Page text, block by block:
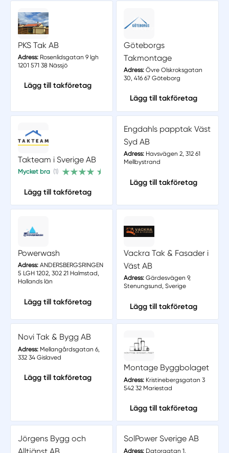
PKS Tak AB
Adress:Rosenlidsgatan 9 lgh
1201 571 38 Nässjö
Lägg till takföretag
Göteborgs
Takmontage
Adress:Övre Olskroksgatan
30, 416 67 Göteborg
Lägg till takföretag
Takteam i Sverige AB
Mycket bra (1)
Lägg till takföretag
Engdahls papptak Väst
Syd AB
Adress:Havsvägen 2, 312 61
Mellbystrand
Lägg till takföretag
Powerwash
Adress:ANDERSBERGSRINGEN
5 LGH 1202, 302 21 Halmstad,
Hallands län
Lägg till takföretag
Vackra Tak & Fasader i
Väst AB
Adress:Gärdesvägen 9,
Stenungsund, Sverige
Lägg till takföretag
Novi Tak & Bygg AB
Adress:Mellangårdsgatan 6,
332 34 Gislaved
Lägg till takföretag
Montage Byggbolaget
Adress:Kristinebergsgatan 3
542 32 Mariestad
Lägg till takföretag
Jörgens Bygg och
SolPower Sverige AB
Adress:Datorgatan 1,